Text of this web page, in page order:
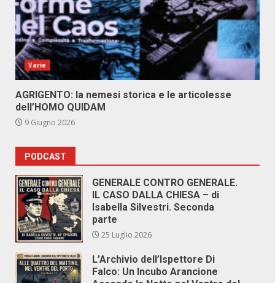
Varie
AGRIGENTO: la nemesi storica e le articolesse
dell’HOMO QUIDAM
9 Giugno 2026
PODCAST
GENERALE CONTRO GENERALE.
IL CASO DALLA CHIESA – di
Isabella Silvestri. Seconda
parte
25 Luglio 2026
L’Archivio dell’Ispettore Di
Falco: Un Incubo Arancione